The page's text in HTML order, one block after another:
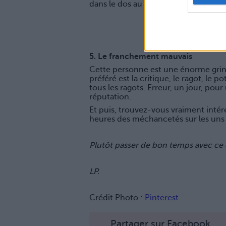
dans le dos au moment venu pour
5. Le franchement mauvais
Cette personne est une énorme
préféré est la critique, le ragot, le
tous les ragots. Erreur, un jour,
réputation.
Et puis, trouvez-vous vraiment
heures des méchancetés sur les
Plutôt passer de bon temps avec
LP.
Crédit Photo : Pinterest
Partager sur Facebook